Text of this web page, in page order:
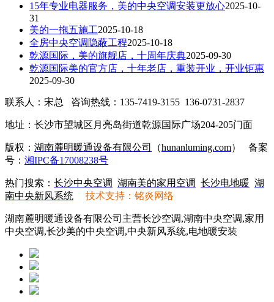
15年专业电器服务，美的中央空调安装更放心2025-10-
31
美的一拖五施工2025-10-18
全房中央空调隐蔽工程2025-10-18
乾源国际，美的旗舰店，十周年庆典2025-09-30
乾源国际美的官方店，十年老店，重装开业，开业钜惠
2025-09-30
联系人：宋总 咨询热线：135-7419-3155 136-0731-2837
地址：长沙市望城区月亮岛街道乾源国际广场204-205门面
版权： 湖南麓明暖通设备有限公司 （hunanluming.com）
备案
号： 湘IPC备17008238号
热门搜索： 长沙中央空调 湖南美的家用空调 长沙电地暖 湖
南中央新风系统
技术支持：铭炎网络
湖南麓明暖通设备有限公司主营长沙空调,湖南中央空调,家用
中央空调,长沙美的中央空调,中央新风系统,电地暖安装